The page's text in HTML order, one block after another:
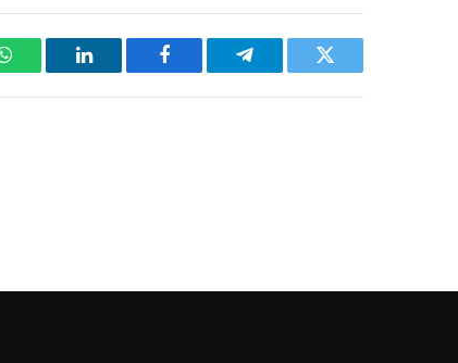
WhatsAppLinkedIn Facebook Telegram Twitter